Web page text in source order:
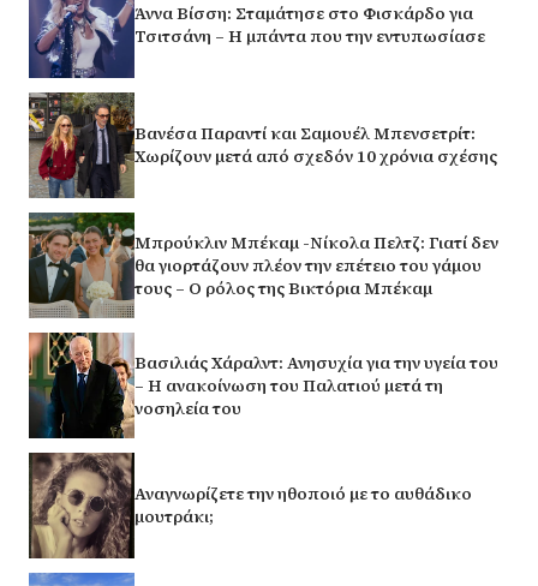
Άννα Βίσση: Σταμάτησε στο Φισκάρδο για
Τσιτσάνη – Η μπάντα που την εντυπωσίασε
Βανέσα Παραντί και Σαμουέλ Μπενσετρίτ:
Χωρίζουν μετά από σχεδόν 10 χρόνια σχέσης
Μπρούκλιν Μπέκαμ -Νίκολα Πελτζ: Γιατί δεν
θα γιορτάζουν πλέον την επέτειο του γάμου
τους – Ο ρόλος της Βικτόρια Μπέκαμ
Βασιλιάς Χάραλντ: Ανησυχία για την υγεία του
– Η ανακοίνωση του Παλατιού μετά τη
νοσηλεία του
Αναγνωρίζετε την ηθοποιό με το αυθάδικο
μουτράκι;